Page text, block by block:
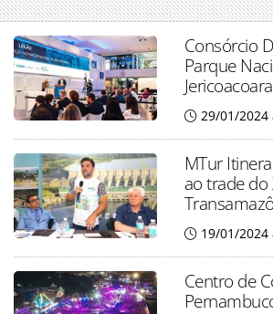
Consórcio
Parque
29/01/2024
MTur
ao trade do
19/01/2024
Centro de